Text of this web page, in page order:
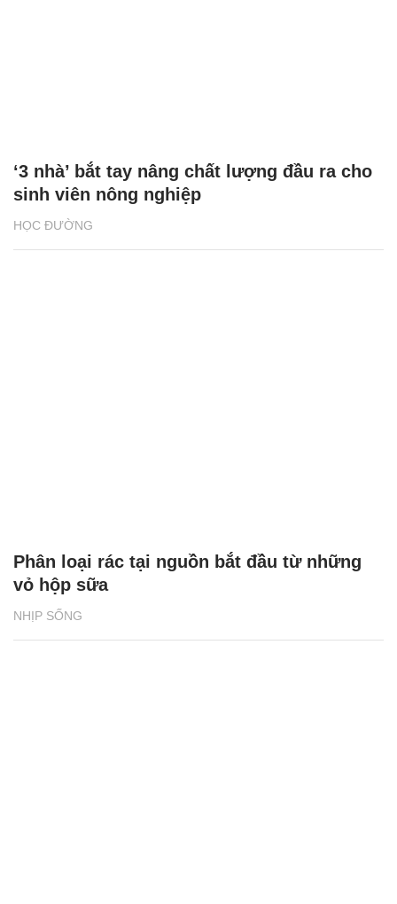
HỌC ĐƯỜNG
‘3 nhà’ bắt tay nâng chất lượng đầu ra cho
sinh viên nông nghiệp
NHỊP SỐNG
Phân loại rác tại nguồn bắt đầu từ những
vỏ hộp sữa